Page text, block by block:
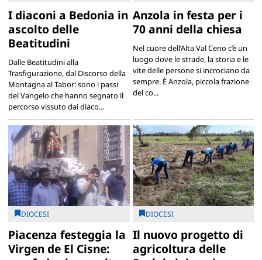
I diaconi a Bedonia in
ascolto delle
Beatitudini
Dalle Beatitudini alla
Trasfigurazione, dal Discorso della
Montagna al Tabor: sono i passi
del Vangelo che hanno segnato il
percorso vissuto dai diaco...
Anzola in festa per i
70 anni della chiesa
Nel cuore dell’Alta Val Ceno c’è un
luogo dove le strade, la storia e le
vite delle persone si incrociano da
sempre. È Anzola, piccola frazione
del co...
DIOCESI
Piacenza festeggia la
Virgen de El Cisne:
DIOCESI
Il nuovo progetto di
agricoltura delle